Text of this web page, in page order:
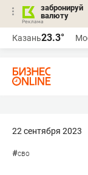
забронируй
валюту
Казань23.3°
22 сентября 2023
#сво